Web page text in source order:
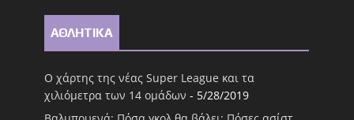
ΑΘΛΗΤΙΚΑ
Ο χάρτης της νέας Super League και τα
χιλιόμετρα των 14 ομάδων - 5/28/2019